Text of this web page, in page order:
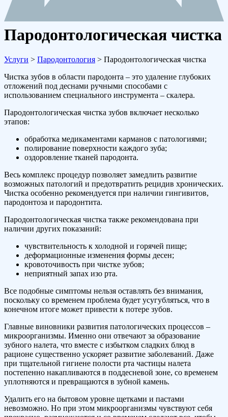
Пародонтологическая чистка
Услуги > Пародонтология > Пародонтологическая чистка
Чистка зубов в области пародонта – это удаление глубоких
отложений под деснами ручными способами с
использованием специального инструмента – скалера.
Пародонтологическая чистка зубов включает несколько
этапов:
обработка медикаментами карманов с патологиями;
полирование поверхности каждого зуба;
оздоровление тканей пародонта.
Весь комплекс процедур позволяет замедлить развитие
возможных патологий и предотвратить рецидив хронических.
Чистка особенно рекомендуется при наличии гингивитов,
пародонтоза и пародонтита.
Пародонтологическая чистка также рекомендована при
наличии других показаний:
чувствительность к холодной и горячей пище;
деформационные изменения формы десен;
кровоточивость при чистке зубов;
неприятный запах изо рта.
Все подобные симптомы нельзя оставлять без внимания,
поскольку со временем проблема будет усугубляться, что в
конечном итоге может привести к потере зубов.
Главные виновники развития патологических процессов –
микроорганизмы. Именно они отвечают за образование
зубного налета, что вместе с избытком сладких блюд в
рационе существенно ускоряет развитие заболеваний. Даже
при тщательной гигиене полости рта частицы налета
постепенно накапливаются в поддесневой зоне, со временем
уплотняются и превращаются в зубной камень.
Удалить его на бытовом уровне щетками и пастами
невозможно. Но при этом микроорганизмы чувствуют себя